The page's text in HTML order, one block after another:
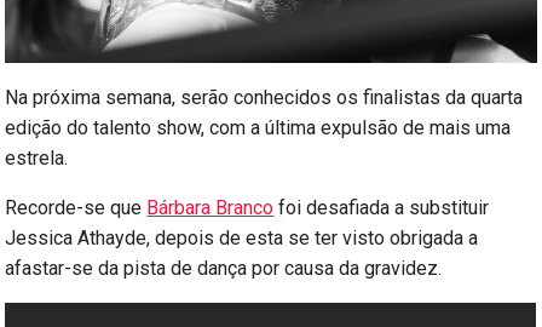
Na próxima semana, serão conhecidos os finalistas da quarta
edição do talento show, com a última expulsão de mais uma
estrela.
Recorde-se que Bárbara Branco foi desafiada a substituir
Jessica Athayde, depois de esta se ter visto obrigada a
afastar-se da pista de dança por causa da gravidez.